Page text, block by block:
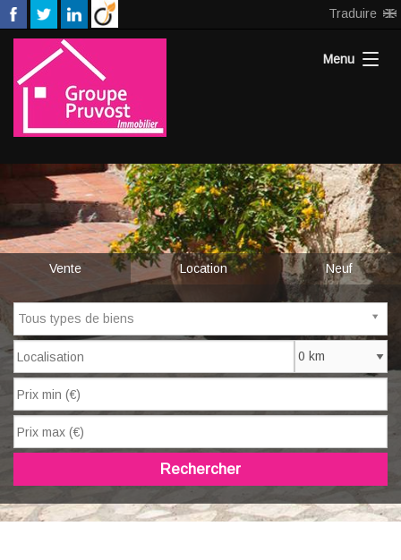
Traduire
Menu
Accueil
Nos agences
Neuf
Estimation
Recrutement
Notre équipe
Vente Location Neuf
Tous types de biens
Rechercher